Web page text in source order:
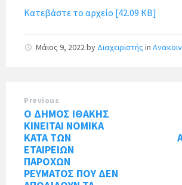
Κατεβάστε το αρχείο [42.09 KB]
Μάιος 9, 2022by Διαχειριστής in
Previous
Ο ΔΗΜΟΣ ΙΘΑΚΗΣ
ΚΙΝΕΙΤΑΙ ΝΟΜΙΚΑ
ΚΑΤΑ ΤΩΝ
ΕΤΑΙΡΕΙΩΝ
ΠΑΡΟΧΩΝ
ΡΕΥΜΑΤΟΣ ΠΟΥ ΔΕΝ